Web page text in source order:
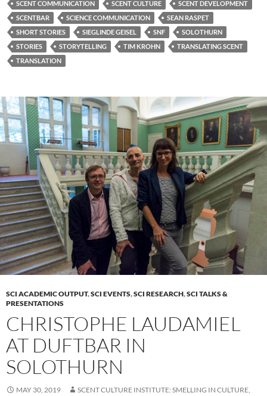
SCENT COMMUNICATION
SCENT CULTURE
SCENT DEVELOPMENT
SCENTBAR
SCIENCE COMMUNICATION
SEAN RASPET
SHORT STORIES
SIEGLINDE GEISEL SNF
SOLOTHURN
STORIES
STORYTELLING TIM KROHN
TRANSLATING SCENT
TRANSLATION
SCI ACADEMIC OUTPUT,SCI EVENTS,SCI RESEARCH,SCI TALKS &
PRESENTATIONS
CHRISTOPHE LAUDAMIEL
AT DUFTBAR IN
SOLOTHURN
MAY 30, 2019
SCENT CULTURE INSTITUTE: SMELLING IN CULTURE,